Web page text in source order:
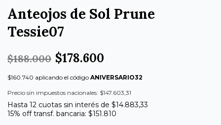
Anteojos de Sol Prune
Tessie07
$188.000 $178.600
$160.740 aplicando el código ANIVERSARIO32
Precio sin impuestos nacionales: $147.603,31
Hasta 12 cuotas sin interés de $14.883,33
15% off transf. bancaria: $151.810